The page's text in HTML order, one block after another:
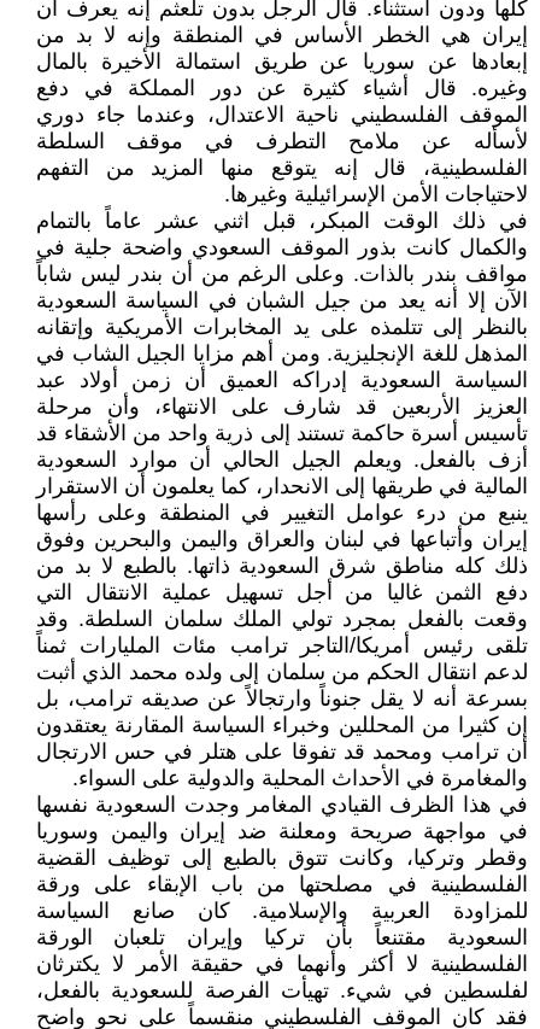
كلها ودون استثناء. قال الرجل بدون تلعثم إنه يعرف أن
إيران هي الخطر الأساس في المنطقة وإنه لا بد من
إبعادها عن سوريا عن طريق استمالة الأخيرة بالمال
وغيره. قال أشياء كثيرة عن دور المملكة في دفع
الموقف الفلسطيني ناحية الاعتدال، وعندما جاء دوري
لأسأله عن ملامح التطرف في موقف السلطة
الفلسطينية، قال إنه يتوقع منها المزيد من التفهم
لاحتياجات الأمن الإسرائيلية وغيرها.
في ذلك الوقت المبكر، قبل اثني عشر عاماً بالتمام
والكمال كانت بذور الموقف السعودي واضحة جلية في
مواقف بندر بالذات. وعلى الرغم من أن بندر ليس شاباً
الآن إلا أنه يعد من جيل الشبان في السياسة السعودية
بالنظر إلى تتلمذه على يد المخابرات الأمريكية وإتقانه
المذهل للغة الإنجليزية. ومن أهم مزايا الجيل الشاب في
السياسة السعودية إدراكه العميق أن زمن أولاد عبد
العزيز الأربعين قد شارف على الانتهاء، وأن مرحلة
تأسيس أسرة حاكمة تستند إلى ذرية واحد من الأشقاء قد
أزف بالفعل. ويعلم الجيل الحالي أن موارد السعودية
المالية في طريقها إلى الانحدار، كما يعلمون أن الاستقرار
ينبع من درء عوامل التغيير في المنطقة وعلى رأسها
إيران وأتباعها في لبنان والعراق واليمن والبحرين وفوق
ذلك كله مناطق شرق السعودية ذاتها. بالطبع لا بد من
دفع الثمن غاليا من أجل تسهيل عملية الانتقال التي
وقعت بالفعل بمجرد تولي الملك سلمان السلطة. وقد
تلقى رئيس أمريكا/التاجر ترامب مئات المليارات ثمناً
لدعم انتقال الحكم من سلمان إلى ولده محمد الذي أثبت
بسرعة أنه لا يقل جنوناً وارتجالاً عن صديقه ترامب، بل
إن كثيرا من المحللين وخبراء السياسة المقارنة يعتقدون
أن ترامب ومحمد قد تفوقا على هتلر في حس الارتجال
والمغامرة في الأحداث المحلية والدولية على السواء.
في هذا الظرف القيادي المغامر وجدت السعودية نفسها
في مواجهة صريحة ومعلنة ضد إيران واليمن وسوريا
وقطر وتركيا، وكانت تتوق بالطبع إلى توظيف القضية
الفلسطينية في مصلحتها من باب الإبقاء على ورقة
للمزاودة العربية والإسلامية. كان صانع السياسة
السعودية مقتنعاً بأن تركيا وإيران تلعبان الورقة
الفلسطينية لا أكثر وأنهما في حقيقة الأمر لا يكترثان
لفلسطين في شيء. تهيأت الفرصة للسعودية بالفعل،
فقد كان الموقف الفلسطيني منقسماً على نحو واضح